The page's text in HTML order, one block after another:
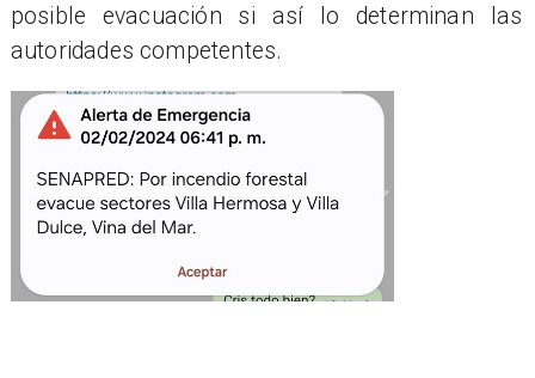
posible evacuación si así lo determinan las
autoridades competentes.